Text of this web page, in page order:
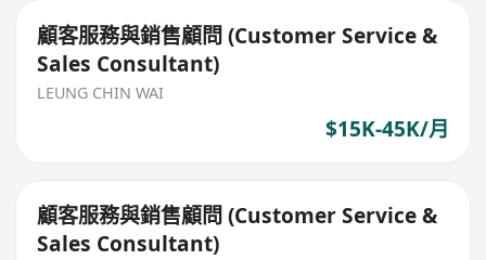
顧客服務與銷售顧問 (Customer Service &
Sales Consultant)
LEUNG CHIN WAI
$15K-45K/月
顧客服務與銷售顧問 (Customer Service &
Sales Consultant)